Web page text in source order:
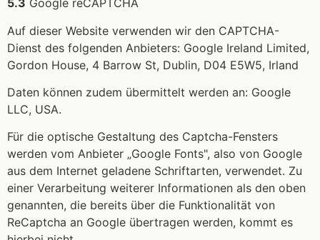
5.3 Google reCAPTCHA
Auf dieser Website verwenden wir den CAPTCHA-
Dienst des folgenden Anbieters: Google Ireland Limited,
Gordon House, 4 Barrow St, Dublin, D04 E5W5, Irland
Daten können zudem übermittelt werden an: Google
LLC, USA.
Für die optische Gestaltung des Captcha-Fensters
werden vom Anbieter „Google Fonts", also von Google
aus dem Internet geladene Schriftarten, verwendet. Zu
einer Verarbeitung weiterer Informationen als den oben
genannten, die bereits über die Funktionalität von
ReCaptcha an Google übertragen werden, kommt es